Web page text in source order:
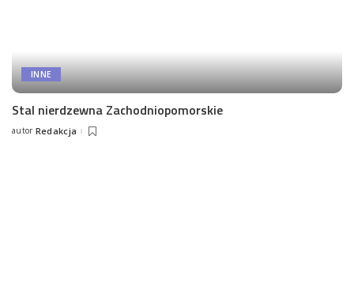
INNE
Stal nierdzewna Zachodniopomorskie
Posted
autor Redakcja